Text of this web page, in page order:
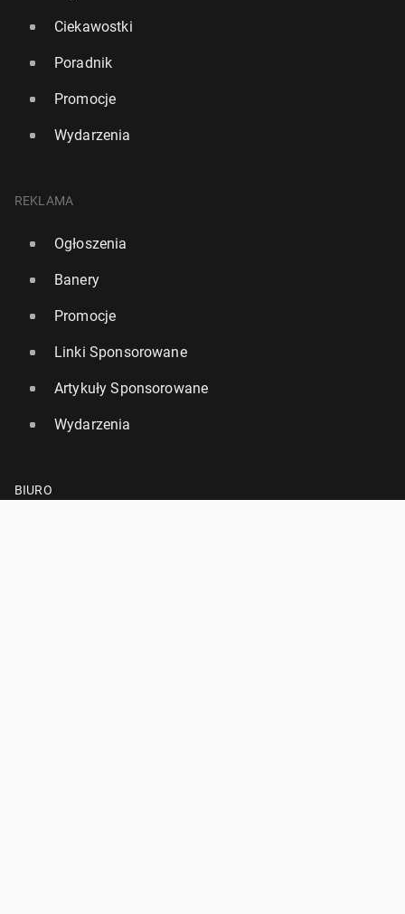
Ciekawostki
Poradnik
Promocje
Wydarzenia
REKLAMA
Ogłoszenia
Banery
Promocje
Linki Sponsorowane
Artykuły Sponsorowane
Wydarzenia
BIURO